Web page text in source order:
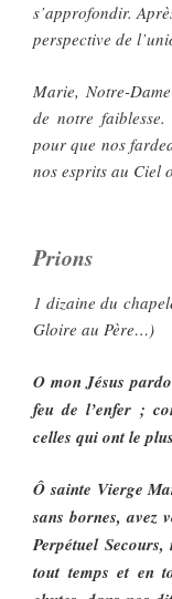
s’approfondir.
perspective de
Marie, Notre-
de notre
pour que nos
nos esprits au Ciel
Prions
1 dizaine du
Gloire au Père…)
O mon Jésus
feu de l’enfer ;
celles qui ont le
Ô sainte Vierge
sans bornes, avez
Perpétuel
tout temps et en